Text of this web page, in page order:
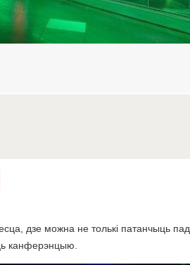
дзе можна не толькі патанчыць пад
канферэнцыю.